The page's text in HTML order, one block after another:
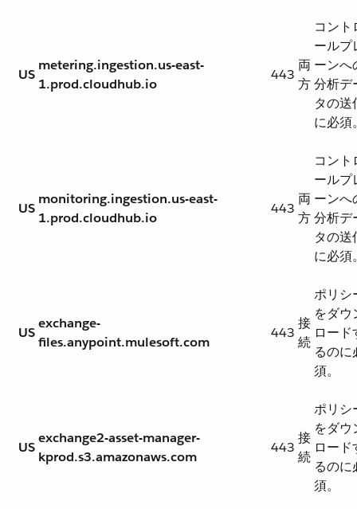
US
metering.ingestion.us-east-
1.prod.cloudhub.io
443
両
方
コント
ールプ
ーンへ
分析デ
タの送
に必須
US
monitoring.ingestion.us-east-
1.prod.cloudhub.io
443
両
方
コント
ールプ
ーンへ
分析デ
タの送
に必須
US
exchange-
files.anypoint.mulesoft.com
443
接
続
ポリシ
をダウ
ロード
るのに
須。
US
exchange2-asset-manager-
kprod.s3.amazonaws.com
443
接
続
ポリシ
をダウ
ロード
るのに
須。